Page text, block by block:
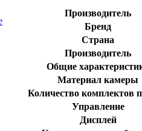
Производитель
Бренд
Страна
Производитель
Общие
Материал камеры
Количество комплектов
Управление
Дисплей